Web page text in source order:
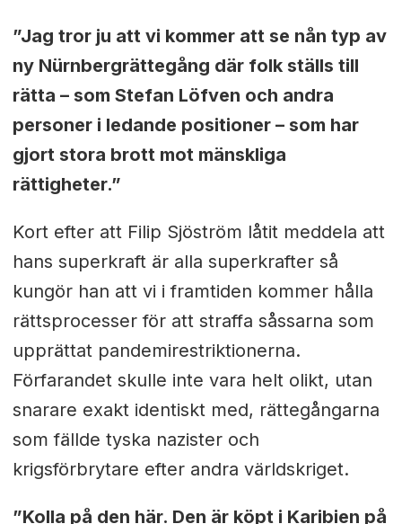
”Jag tror ju att vi kommer att se nån typ av
ny Nürnbergrättegång där folk ställs till
rätta – som Stefan Löfven och andra
personer i ledande positioner – som har
gjort stora brott mot mänskliga
rättigheter.”
Kort efter att Filip Sjöström låtit meddela att
hans superkraft är alla superkrafter så
kungör han att vi i framtiden kommer hålla
rättsprocesser för att straffa såssarna som
upprättat pandemirestriktionerna.
Förfarandet skulle inte vara helt olikt, utan
snarare exakt identiskt med, rättegångarna
som fällde tyska nazister och
krigsförbrytare efter andra världskriget.
”Kolla på den här. Den är köpt i Karibien på